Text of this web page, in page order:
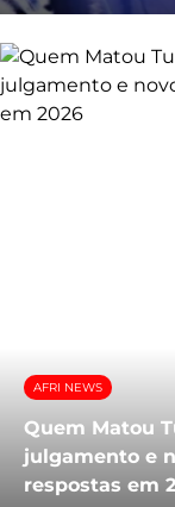
AFRI NEWS
Quem Matou
julgamento e
respostas em